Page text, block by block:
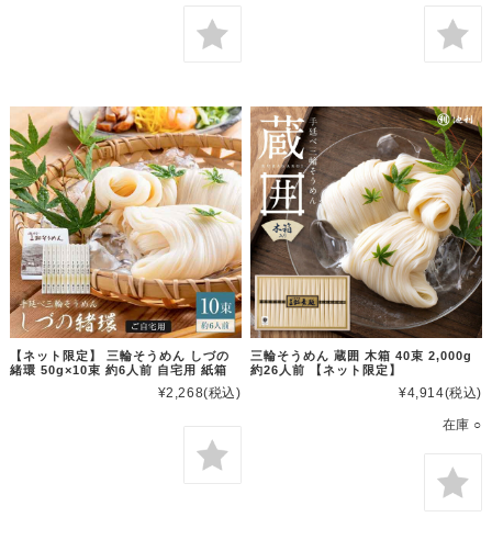
【ネット限定】 三輪そうめん しづの
緒環 50g×10束 約6人前 自宅用 紙箱
¥2,268(税込)
三輪そうめん 蔵囲 木箱 40束 2,000g
約26人前 【ネット限定】
¥4,914(税込)
在庫 ○